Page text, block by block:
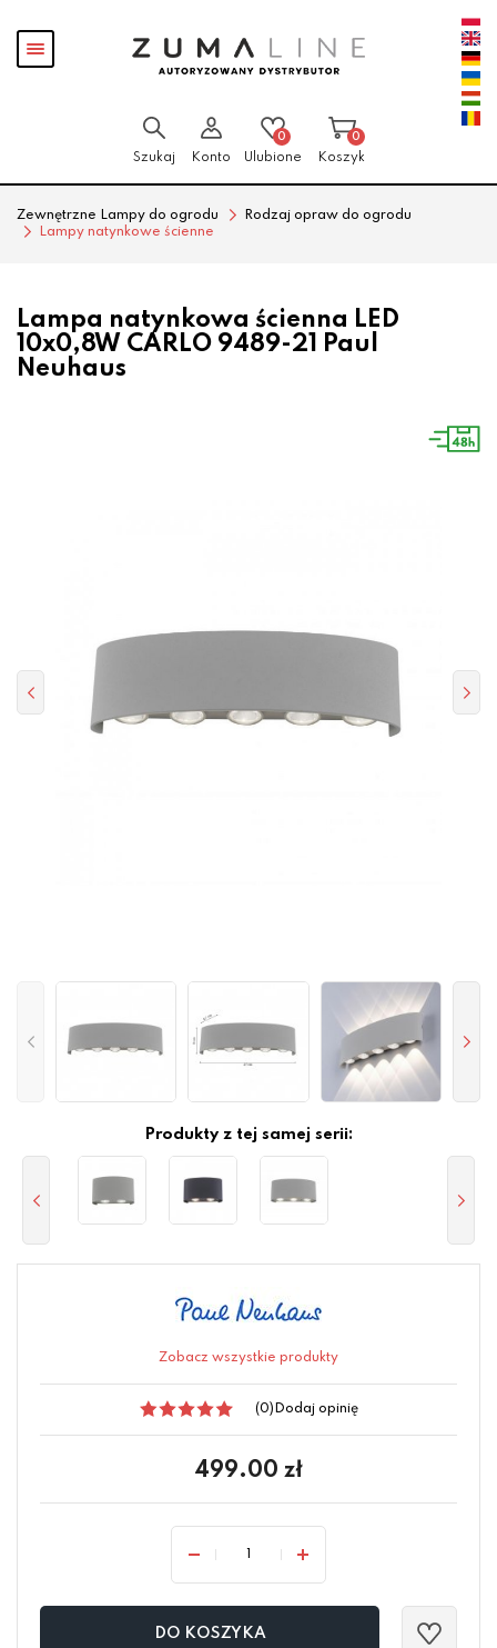
Pokaż
menu
Szukaj Konto
0
Ulubione
0
Koszyk
Zewnętrzne Lampy do ogrodu
Rodzaj opraw do ogrodu
Lampy natynkowe ścienne
Lampa natynkowa ścienna LED
10x0,8W CARLO 9489-21 Paul
Neuhaus
Produkty z tej samej serii:
Zobacz wszystkie produkty
(0) Dodaj opinię
499.00 zł
DO KOSZYKA